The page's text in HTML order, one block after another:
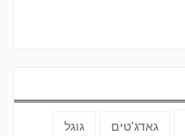
גאדג'טים גוגל